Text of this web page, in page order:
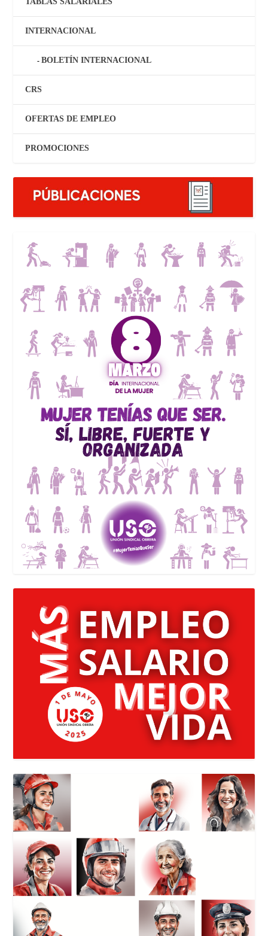
INTERNACIONAL
BOLETÍN INTERNACIONAL
CRS
OFERTAS DE EMPLEO
PROMOCIONES